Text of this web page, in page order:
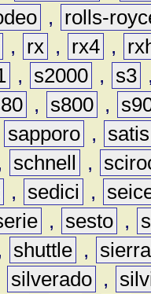
,
rolls-
, rx , rx4 ,
, s2000 , s3
, s800 ,
sapporo ,
satis
schnell ,
, sedici ,
, sesto ,
shuttle ,
sierra
silverado ,